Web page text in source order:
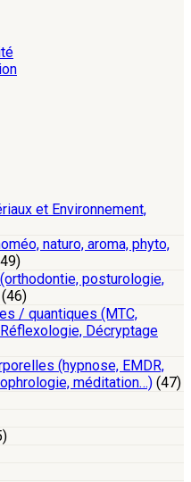
et Environnement,
naturo, aroma, phyto,
posturologie,
(46)
/ quantiques (MTC,
Décryptage
(hypnose, EMDR,
méditation…) (47)